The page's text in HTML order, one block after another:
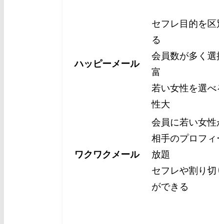
ハッピーメール
セフレ目的を区
る
会員数が多く選
富
若い女性を選べ
性大
ワクワクメール
会員に若い女性
相手のプロフィ
放題
セフレや割り切
ができる